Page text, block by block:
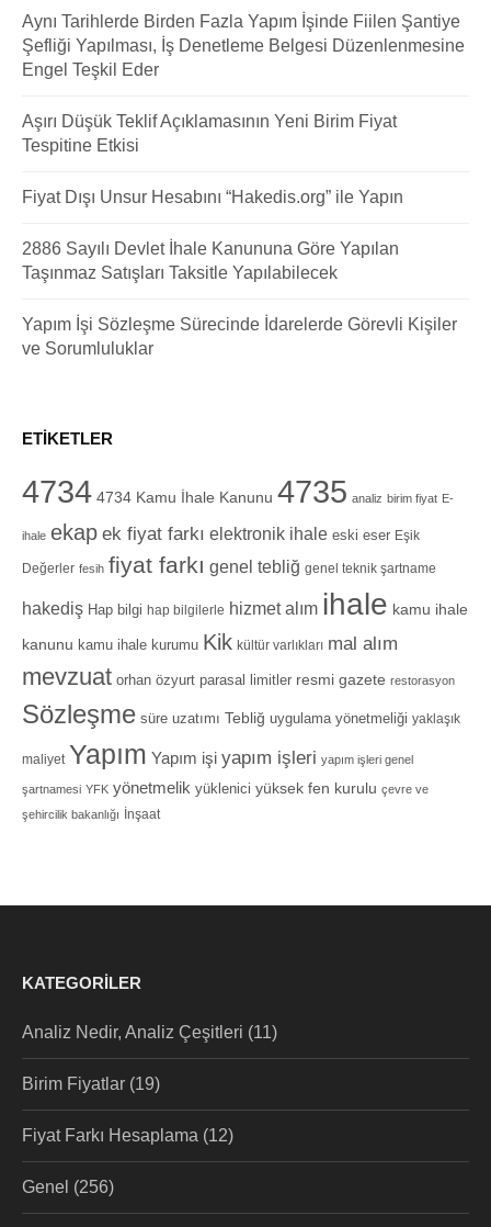
Aynı Tarihlerde Birden Fazla Yapım İşinde Fiilen Şantiye
Şefliği Yapılması, İş Denetleme Belgesi Düzenlenmesine
Engel Teşkil Eder
Aşırı Düşük Teklif Açıklamasının Yeni Birim Fiyat
Tespitine Etkisi
Fiyat Dışı Unsur Hesabını “Hakedis.org” ile Yapın
2886 Sayılı Devlet İhale Kanununa Göre Yapılan
Taşınmaz Satışları Taksitle Yapılabilecek
Yapım İşi Sözleşme Sürecinde İdarelerde Görevli Kişiler
ve Sorumluluklar
ETIKETLER
4734 4734 Kamu İhale Kanunu 4735 analiz birim fiyat E-
ihale ekap ek fiyat farkı elektronik ihale eski eser Eşik
Değerler fesih fiyat farkı genel tebliğ genel teknik şartname
hakediş Hap bilgi hap bilgilerle hizmet alım ihale kamu ihale
kanunu kamu ihale kurumu Kik kültür varlıkları mal alım
mevzuat orhan özyurt parasal limitler resmi gazete restorasyon
Sözleşme süre uzatımı Tebliğ uygulama yönetmeliği yaklaşık
maliyet Yapım Yapım işi yapım işleri yapım işleri genel
şartnamesi YFK yönetmelik yüklenici yüksek fen kurulu çevre ve
şehircilik bakanlığı İnşaat
KATEGORILER
Analiz Nedir, Analiz Çeşitleri (11)
Birim Fiyatlar (19)
Fiyat Farkı Hesaplama (12)
Genel (256)